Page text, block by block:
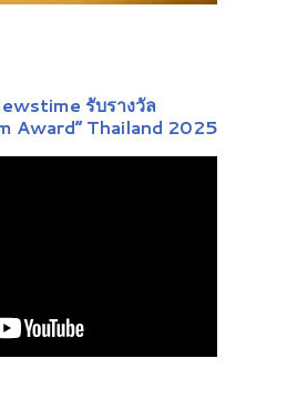
รับรางวัล
Award” Thailand 2025